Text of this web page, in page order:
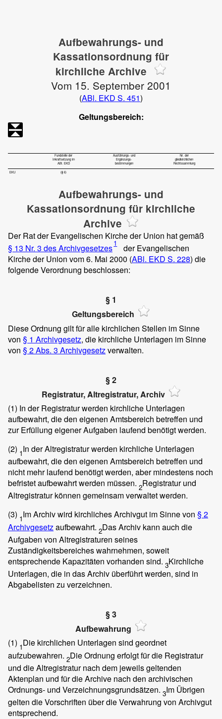
Aufbewahrungs- und
Kassationsordnung für
kirchliche Archive
Vom 15. September 2001
(ABl. EKD S. 451)
Geltungsbereich:
Fundstelle der
Inkraftsetzung im
ABl. EKD
Ausführungs- und
Ergänzungs-
bestimmungen
Nr. der
gliedkirchlichen
Rechtssammlung
EKU
(§ 6)
Aufbewahrungs- und
Kassationsordnung für kirchliche
Archive
Der Rat der Evangelischen Kirche der Union hat gemäß
§ 13 Nr. 3 des Archivgesetzes1
der Evangelischen
Kirche der Union vom 6. Mai 2000 (ABl. EKD S. 228) die
folgende Verordnung beschlossen:
§ 1
Geltungsbereich
Diese Ordnung gilt für alle kirchlichen Stellen im Sinne
von § 1 Archivgesetz, die kirchliche Unterlagen im Sinne
von § 2 Abs. 3 Archivgesetzverwalten.
§ 2
Registratur, Altregistratur, Archiv
(1) In der Registratur werden kirchliche Unterlagen
aufbewahrt, die den eigenen Amtsbereich betreffen und
zur Erfüllung eigener Aufgaben laufend benötigt werden.
(2) 1In der Altregistratur werden kirchliche Unterlagen
aufbewahrt, die den eigenen Amtsbereich betreffen und
nicht mehr laufend benötigt werden, aber mindestens noch
befristet aufbewahrt werden müssen. 2Registratur und
Altregistratur können gemeinsam verwaltet werden.
(3) 1Im Archiv wird kirchliches Archivgut im Sinne von § 2
Archivgesetzaufbewahrt. 2Das Archiv kann auch die
Aufgaben von Altregistraturen seines
Zuständigkeitsbereiches wahrnehmen, soweit
entsprechende Kapazitäten vorhanden sind. 3Kirchliche
Unterlagen, die in das Archiv überführt werden, sind in
Abgabelisten zu verzeichnen.
§ 3
Aufbewahrung
(1) 1Die kirchlichen Unterlagen sind geordnet
aufzubewahren. 2Die Ordnung erfolgt für die Registratur
und die Altregistratur nach dem jeweils geltenden
Aktenplan und für die Archive nach den archivischen
Ordnungs- und Verzeichnungsgrundsätzen. 3Im Übrigen
gelten die Vorschriften über die Verwahrung von Archivgut
entsprechend.